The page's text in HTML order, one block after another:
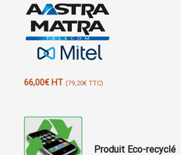
66,00€HT (79,20€ TTC)
Produit Eco-recyclé